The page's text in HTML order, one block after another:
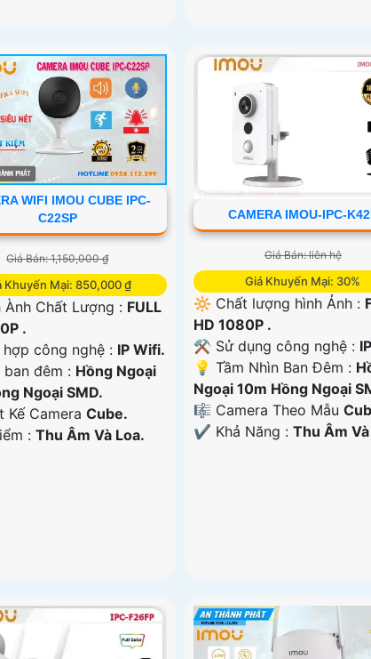
WIFI IMOU CUBE IPC-
C22SP
Giá Bán: 1,150,000 ₫
Khuyến Mại: 850,000 ₫
Ành Chất Lượng : FULL
.
công nghệ : IP Wifi.
ban đêm : Hồng Ngoại
Ngoại SMD.
Kế Camera Cube.
: Thu Âm Và Loa.
CAMERA IMOU-IPC-
Giá Bán: liên hệ
Giá Khuyến Mại: 30%
🔆 Chất lượng hình Ảnh :
HD 1080P .
⚒ Sử dụng công nghệ :
💡 Tầm Nhìn Ban Đêm :
Ngoại 10m Hồng Ngoại
🎼️ Camera Theo Mẫu
️✔️ Khả Năng :Thu Âm